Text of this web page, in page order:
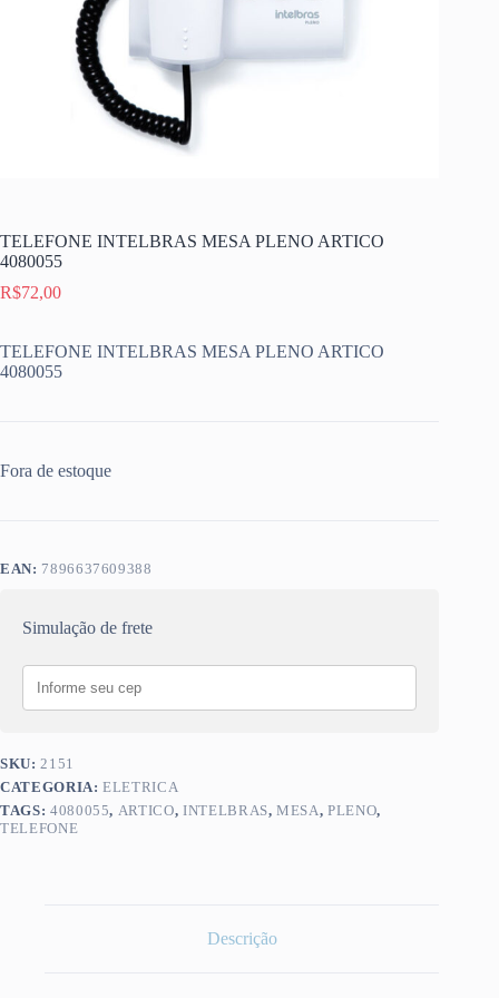
TELEFONE INTELBRAS MESA PLENO ARTICO
4080055
R$72,00
TELEFONE INTELBRAS MESA PLENO ARTICO
4080055
Fora de estoque
EAN: 7896637609388
Simulação de frete
SKU:2151
CATEGORIA:ELETRICA
TAGS: 4080055, ARTICO, INTELBRAS,MESA,PLENO,
TELEFONE
Descrição